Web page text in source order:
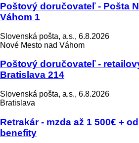
Poštový doručovateľ - Pošta
Váhom 1
Slovenská pošta, a.s., 6.8.2026
Nové Mesto nad Váhom
Poštový doručovateľ -
Bratislava 214
Slovenská pošta, a.s., 6.8.2026
Bratislava
Retrakár - mzda až 1 500€ +
benefity